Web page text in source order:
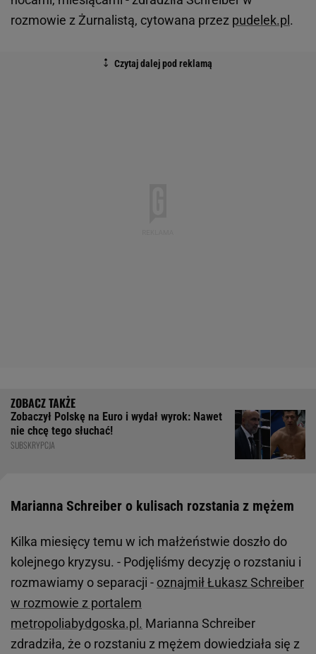
rozmowie z Żurnalistą, cytowana przez pudelek.pl .
Zobaczył Polskę na Euro i wydał wyrok: Nawet
nie chcę tego słuchać!
SUBSKRYPCJA
Marianna Schreiber o kulisach rozstania z mężem
Kilka miesięcy temu w ich małżeństwie doszło do
kolejnego kryzysu. - Podjęliśmy decyzję o rozstaniu i
rozmawiamy o separacji - oznajmił Łukasz Schreiber
w rozmowie z portalem
metropoliabydgoska.pl. Marianna Schreiber
zdradziła, że o rozstaniu z mężem dowiedziała się z